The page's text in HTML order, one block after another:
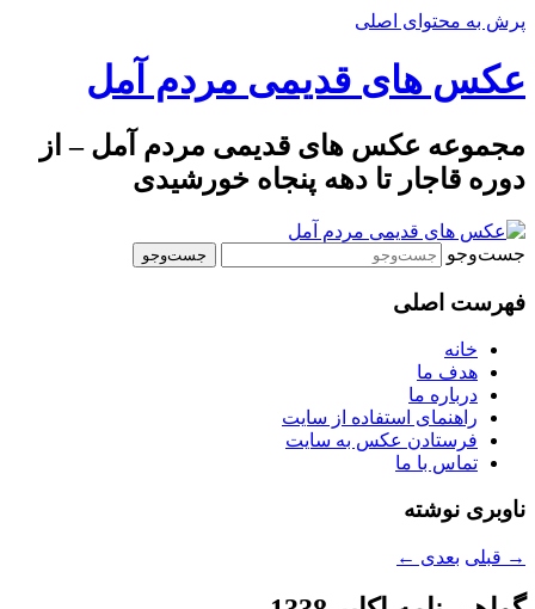
پرش به محتوای اصلی
عکس های قدیمی مردم آمل
مجموعه عکس های قدیمی مردم آمل – از
دوره قاجار تا دهه پنجاه خورشیدی
جست‌وجو
فهرست اصلی
خانه
هدف ما
درباره ما
راهنمای استفاده از سایت
فرستادن عکس به سایت
تماس با ما
ناوبری نوشته
→ قبلی بعدی ←